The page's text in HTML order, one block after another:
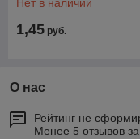
1,45 руб.
О нас
Рейтинг не
Менее 5 отзывов